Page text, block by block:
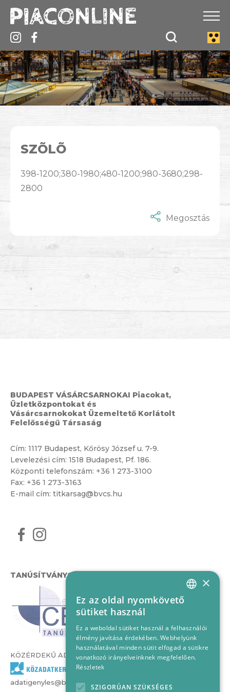
SZÕLÕ
398-1200;380-1980;480-1200;980-3680;298-
2800
Megosztás
BUDAPEST VÁSÁRCSARNOKAI Piacokat,
Üzletközpontokat és
Vásárcsarnokokat Üzemeltető Korlátolt
Felelősségű Társaság
Cím: 1117 Budapest, Kőrösy József u. 7-9.
Levelezési cím: 1518 Budapest, Pf. 186.
Központi telefonszám: +36 1 273-3100
Fax: +36 1 273-3163
E-mail cím: titkarsag@bvcs.hu
TANÚSÍTVÁNYOK
KÖZÉRDEKŰ ADATOK
adatigenyles@bvcs.hu
HUNGARIAN
×
Ez az oldal nyomkövető
sütiket használ
Ez a weboldal sütiket használ a felhasználói
élmény javítása érdekében. Webhelyünk
használatával minden sütit elfogad a sütikre
vonatkozó irányelveinknek megfelelően.
Részletek
SZIGORÚAN SZÜKSÉGES